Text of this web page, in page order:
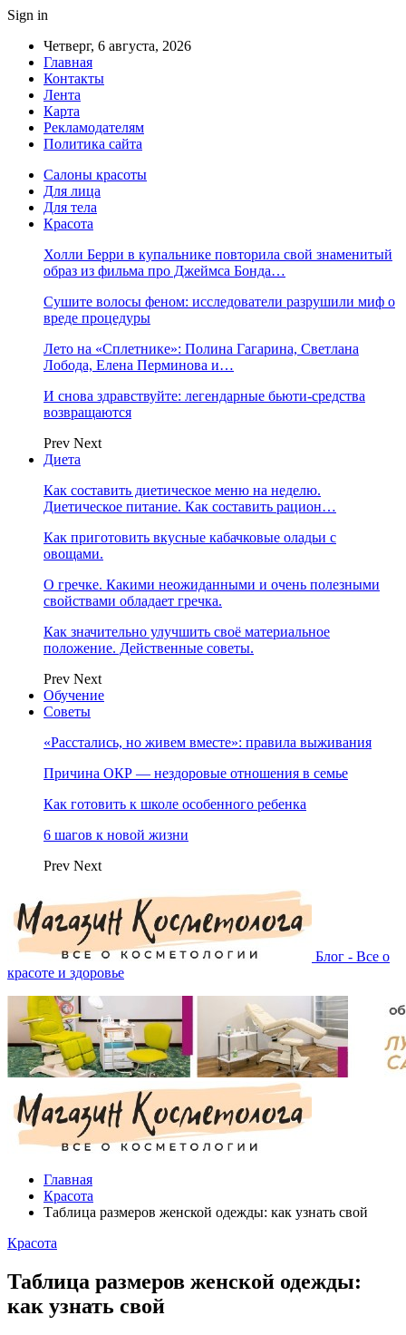
Sign in
Четверг, 6 августа, 2026
Главная
Контакты
Лента
Карта
Рекламодателям
Политика сайта
Салоны красоты
Для лица
Для тела
Красота
Холли Берри в купальнике повторила свой знаменитый
образ из фильма про Джеймса Бонда…
Сушите волосы феном: исследователи разрушили миф о
вреде процедуры
Лето на «Сплетнике»: Полина Гагарина, Светлана
Лобода, Елена Перминова и…
И снова здравствуйте: легендарные бьюти-средства
возвращаются
Prev Next
Диета
Как составить диетическое меню на неделю.
Диетическое питание. Как составить рацион…
Как приготовить вкусные кабачковые оладьи с
овощами.
О гречке. Какими неожиданными и очень полезными
свойствами обладает гречка.
Как значительно улучшить своё материальное
положение. Действенные советы.
Prev Next
Обучение
Советы
«Расстались, но живем вместе»: правила выживания
Причина ОКР — нездоровые отношения в семье
Как готовить к школе особенного ребенка
6 шагов к новой жизни
Prev Next
Блог - Все о
красоте и здоровье
Главная
Красота
Таблица размеров женской одежды: как узнать свой
Красота
Таблица размеров женской одежды:
как узнать свой